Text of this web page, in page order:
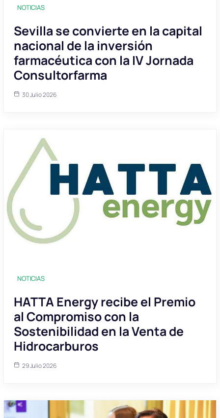
NOTICIAS
Sevilla se convierte en la capital
nacional de la inversión
farmacéutica con la IV Jornada
Consultorfarma
30 Julio 2026
NOTICIAS
HATTA Energy recibe el Premio
al Compromiso con la
Sostenibilidad en la Venta de
Hidrocarburos
29 Julio 2026